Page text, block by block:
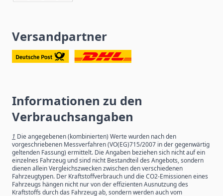
Versandpartner
Informationen zu den
Verbrauchsangaben
1 Die angegebenen (kombinierten) Werte wurden nach den
vorgeschriebenen Messverfahren (VO(EG)715/2007 in der gegenwärtig
geltenden Fassung) ermittelt. Die Angaben beziehen sich nicht auf ein
einzelnes Fahrzeug und sind nicht Bestandteil des Angebots, sondern
dienen allein Vergleichszwecken zwischen den verschiedenen
Fahrzeugtypen. Der Kraftstoffverbrauch und die CO2-Emissionen eines
Fahrzeugs hängen nicht nur von der effizienten Ausnutzung des
Kraftstoffs durch das Fahrzeug ab, sondern werden auch vom